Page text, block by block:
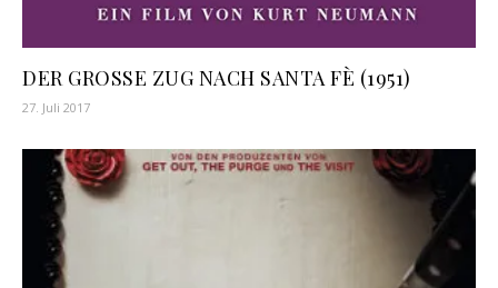
DER GROSSE ZUG NACH SANTA FÈ (1951)
27. Juli 2017